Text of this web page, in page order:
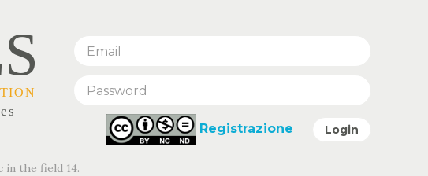
Registrazione Login
in the field 14.